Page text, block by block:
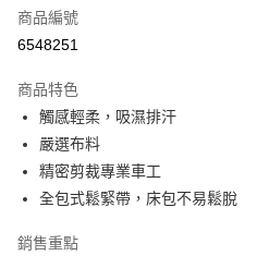
信用卡分期付款
合作金庫商業銀行
華南商業銀行
上海商業儲蓄銀行
國泰世華商業銀行
臺灣中小企業銀行
聯邦商業銀行
超商取貨付款
LINE Pay
Apple Pay
商品編號
6548251
商品特色
觸感輕柔，吸濕排汗
嚴選布料
精密剪裁專業車工
全包式鬆緊帶，床包不易鬆脫
銷售重點